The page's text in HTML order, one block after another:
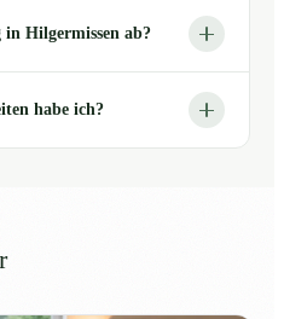
Hilgermissen ab?
habe ich?